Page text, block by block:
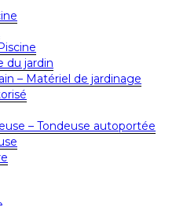
du jardin
– Matériel de jardinage
– Tondeuse autoportée